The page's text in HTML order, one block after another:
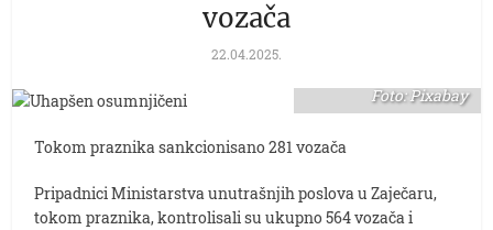
vozača
22.04.2025.
Foto: Pixabay
Tokom praznika sankcionisano 281 vozača
Pripadnici Ministarstva unutrašnjih poslova u Zaječaru,
tokom praznika, kontrolisali su ukupno 564 vozača i